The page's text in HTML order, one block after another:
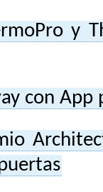
y
con App